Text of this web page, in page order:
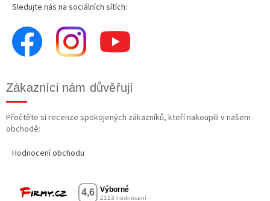
Sledujte nás na sociálních sítích:
Zákazníci nám důvěřují
Přečtěte si recenze spokojených zákazníků, kteří nakoupili v našem
obchodě:
Hodnocení obchodu